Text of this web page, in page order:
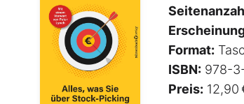
Format:
ISBN: 978-
Preis: 12,90